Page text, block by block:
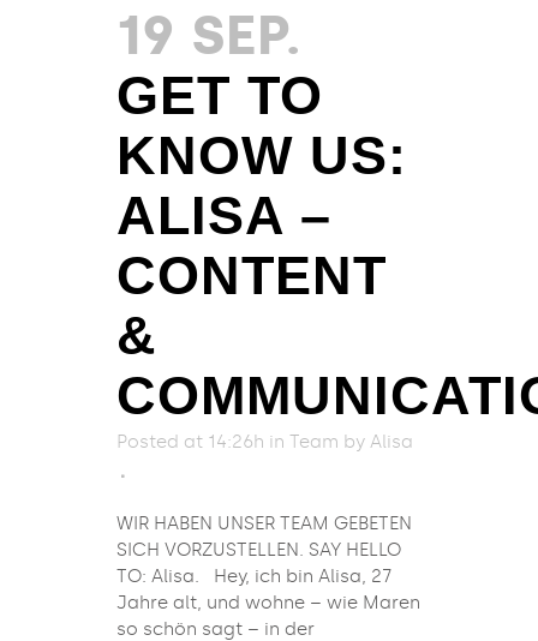
19 SEP.
GET TO
KNOW US:
ALISA –
CONTENT
&
Posted at 14:26h in Team by Alisa
WIR HABEN UNSER TEAM GEBETEN
SICH VORZUSTELLEN. SAY HELLO
TO: Alisa. Hey, ich bin Alisa, 27
Jahre alt, und wohne – wie Maren
so schön sagt – in der